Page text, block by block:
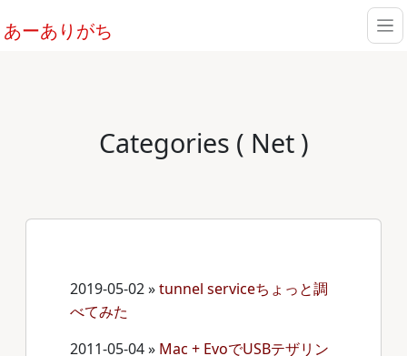
あーありがち
Categories ( Net )
2019-05-02»tunnel serviceちょっと調
べてみた
2011-05-04» Mac + EvoでUSBテザリン